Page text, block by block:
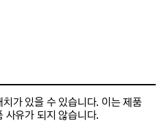
가 있을 수 있습니다. 이는 제품
사유가 되지 않습니다.